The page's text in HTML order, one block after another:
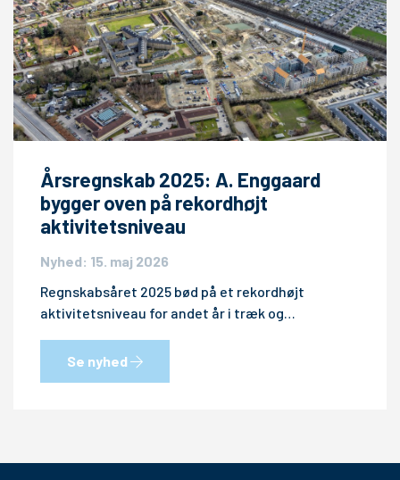
Årsregnskab 2025: A. Enggaard
bygger oven på rekordhøjt
aktivitetsniveau
Nyhed: 15. maj 2026
Regnskabsåret 2025 bød på et rekordhøjt
aktivitetsniveau for andet år i træk og…
Se nyhed